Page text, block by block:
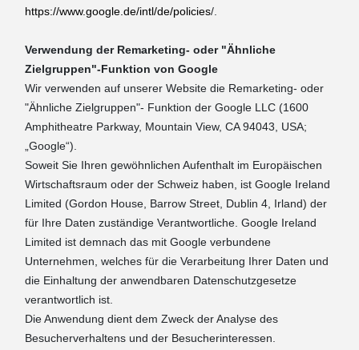
https://www.google.de/intl/de/policies/.
Verwendung der Remarketing- oder "Ähnliche
Zielgruppen"-Funktion von Google
Wir verwenden auf unserer Website die Remarketing- oder
"Ähnliche Zielgruppen"- Funktion der Google LLC (1600
Amphitheatre Parkway, Mountain View, CA 94043, USA;
„Google“).
Soweit Sie Ihren gewöhnlichen Aufenthalt im Europäischen
Wirtschaftsraum oder der Schweiz haben, ist Google Ireland
Limited (Gordon House, Barrow Street, Dublin 4, Irland) der
für Ihre Daten zuständige Verantwortliche. Google Ireland
Limited ist demnach das mit Google verbundene
Unternehmen, welches für die Verarbeitung Ihrer Daten und
die Einhaltung der anwendbaren Datenschutzgesetze
verantwortlich ist.
Die Anwendung dient dem Zweck der Analyse des
Besucherverhaltens und der Besucherinteressen.